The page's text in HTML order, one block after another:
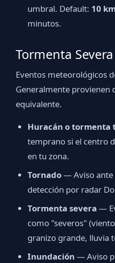
umbral. Default: 10
minutos.
Tormenta Severa
Eventos meteorológicos
Generalmente provienen
equivalente.
Huracán o tormenta
temprano si el centro
en tu zona.
Tornado— Aviso ante
detección por radar
Tormenta severa —
como "severos"
granizo grande, lluvia
Inundación — Aviso